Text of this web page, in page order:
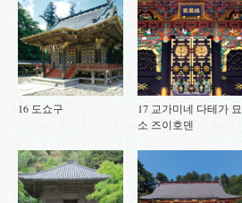
16 도쇼구
17 교가미네 다테가 묘
소 즈이호덴